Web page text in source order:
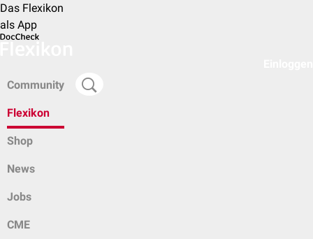
Das Flexikon
als App
Community
Flexikon
Shop
News
Jobs
CME